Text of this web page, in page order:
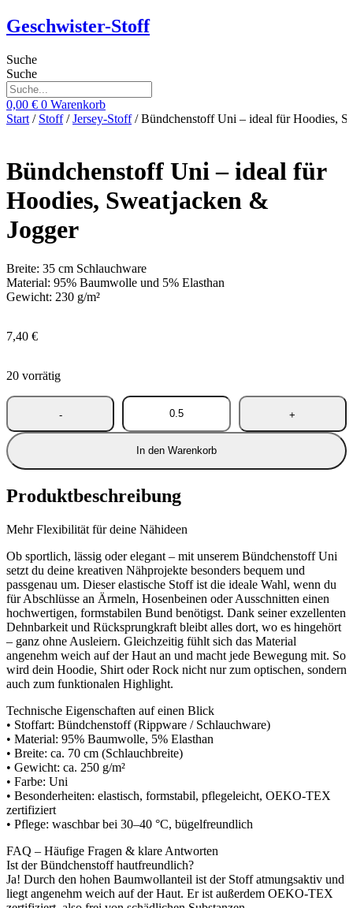
Zum
Inhalt
Geschwister-Stoff
Suche
Suche
0,00 € 0 Warenkorb
Start / Stoff/Jersey-Stoff/ Bündchenstoff Uni – ideal für Hoodies,
Bündchenstoff Uni – ideal für
Hoodies, Sweatjacken &
Jogger
Breite: 35 cm Schlauchware
Material: 95% Baumwolle und 5% Elasthan
Gewicht: 230 g/m²
7,40 €
20 vorrätig
In den Warenkorb
Produktbeschreibung
Mehr Flexibilität für deine Nähideen
Ob sportlich, lässig oder elegant – mit unserem Bündchenstoff Uni
setzt du deine kreativen Nähprojekte besonders bequem und
passgenau um. Dieser elastische Stoff ist die ideale Wahl, wenn du
für Abschlüsse an Ärmeln, Hosenbeinen oder Ausschnitten einen
hochwertigen, formstabilen Bund benötigst. Dank seiner exzellenten
Dehnbarkeit und Rücksprungkraft bleibt alles dort, wo es hingehört
– ganz ohne Ausleiern. Gleichzeitig fühlt sich das Material
angenehm weich auf der Haut an und macht jede Bewegung mit. So
wird dein Hoodie, Shirt oder Rock nicht nur zum optischen, sondern
auch zum funktionalen Highlight.
Technische Eigenschaften auf einen Blick
• Stoffart: Bündchenstoff (Rippware / Schlauchware)
• Material: 95% Baumwolle, 5% Elasthan
• Breite: ca. 70 cm (Schlauchbreite)
• Gewicht: ca. 250 g/m²
• Farbe: Uni
• Besonderheiten: elastisch, formstabil, pflegeleicht, OEKO-TEX
zertifiziert
• Pflege: waschbar bei 30–40 °C, bügelfreundlich
FAQ – Häufige Fragen & klare Antworten
Ist der Bündchenstoff hautfreundlich?
Ja! Durch den hohen Baumwollanteil ist der Stoff atmungsaktiv und
liegt angenehm weich auf der Haut. Er ist außerdem OEKO-TEX